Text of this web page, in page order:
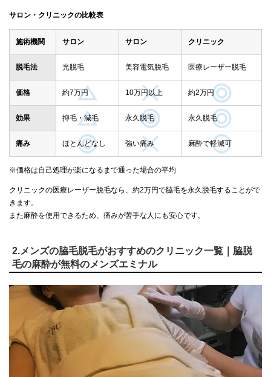
サロン・クリニックの比較表
施術機関 サロン サロン クリニック
脱毛法 光脱毛 美容電気脱毛 医療レーザー脱毛
価格 約7万円 10万円以上 約2万円
効果 抑毛・減毛 永久脱毛 永久脱毛
痛み ほとんどなし 強い痛み 麻酔で軽減可
※価格は自己処理が楽になるまで通った場合の平均
クリニックの医療レーザー脱毛なら、約2万円で脇毛を永久脱毛することがで
きます。
また麻酔を使用できるため、痛みが苦手な人にも安心です。
2.メンズの脇毛脱毛がおすすめのクリニック一覧｜脇脱
毛の麻酔が無料のメンズエミナル